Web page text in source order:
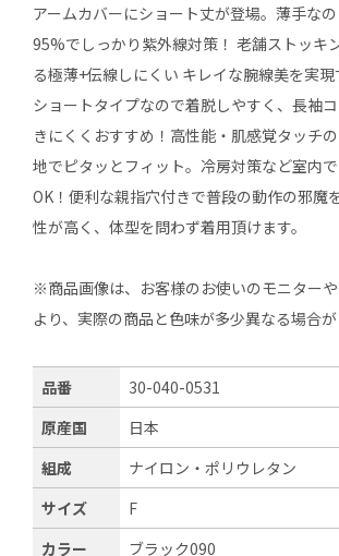
アームカバーにショート丈が登場。薄手な
95%でしっかり紫外線対策！ 老舗ストッキ
る極薄+伝線しにくい キレイな腕線美を実現
ショートタイプなので着脱しやすく、長袖
きにくくおすすめ！高性能・肌感覚タッチ
地でピタッとフィット。冷房対策など室内
OK！便利な親指穴付きで普段の動作の邪魔
性が高く、体型を問わず着用頂けます。
※商品画像は、お客様のお使いのモニター
より、実際の商品と色味が多少異なる場合が
品番
30-040-0531
原産国
日本
組成
ナイロン・ポリウレタン
サイズ
F
カラー
ブラック090